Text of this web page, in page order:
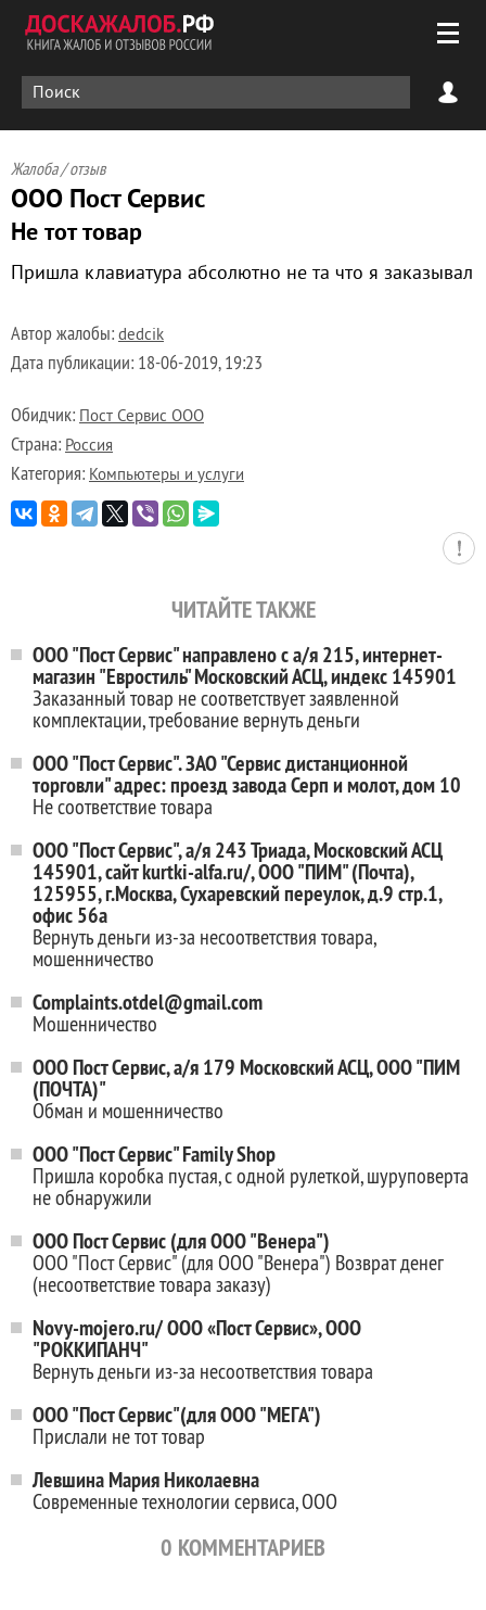
Жалоба / отзыв
ООО Пост Сервис
Не тот товар
Пришла клавиатура абсолютно не та что я заказывал
Автор жалобы: dedcik
Дата публикации: 18-06-2019, 19:23
Обидчик: Пост Сервис ООО
Страна: Россия
Категория: Компьютеры и услуги
ЧИТАЙТЕ ТАКЖЕ
ООО "Пост Сервис" направлено с а/я 215, интернет-
магазин "Евростиль" Московский АСЦ, индекс 145901
Заказанный товар не соответствует заявленной
комплектации, требование вернуть деньги
ООО "Пост Сервис". ЗАО "Сервис дистанционной
торговли" адрес: проезд завода Серп и молот, дом 10
Не соответствие товара
ООО "Пост Сервис", а/я 243 Триада, Московский АСЦ
145901, сайт kurtki-alfa.ru/, ООО "ПИМ" (Почта),
125955, г.Москва, Сухаревский переулок, д.9 стр.1,
офис 56а
Вернуть деньги из-за несоответствия товара,
мошенничество
Complaints.otdel@gmail.com
Мошенничество
ООО Пост Сервис, а/я 179 Московский АСЦ, ООО "ПИМ
(ПОЧТА)"
Обман и мошенничество
ООО "Пост Сервис" Family Shop
Пришла коробка пустая, с одной рулеткой, шуруповерта
не обнаружили
ООО Пост Сервис (для ООО "Венера")
ООО "Пост Сервис" (для ООО "Венера") Возврат денег
(несоответствие товара заказу)
Novy-mojero.ru/ ООО «Пост Сервис», ООО
"РОККИПАНЧ"
Вернуть деньги из-за несоответствия товара
ООО "Пост Сервис"(для ООО "МЕГА")
Прислали не тот товар
Левшина Мария Николаевна
Современные технологии сервиса, ООО
0 КОММЕНТАРИЕВ